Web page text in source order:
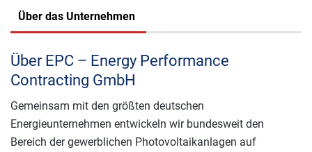
Über das Unternehmen
Über EPC – Energy Performance
Contracting GmbH
Gemeinsam mit den größten deutschen
Energieunternehmen entwickeln wir bundesweit den
Bereich der gewerblichen Photovoltaikanlagen auf